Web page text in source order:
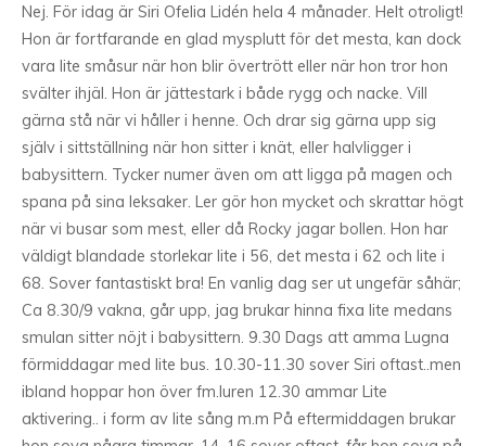
Nej. För idag är Siri Ofelia Lidén hela 4 månader. Helt otroligt!
Hon är fortfarande en glad mysplutt för det mesta, kan dock
vara lite småsur när hon blir övertrött eller när hon tror hon
svälter ihjäl. Hon är jättestark i både rygg och nacke. Vill
gärna stå när vi håller i henne. Och drar sig gärna upp sig
själv i sittställning när hon sitter i knät, eller halvligger i
babysittern. Tycker numer även om att ligga på magen och
spana på sina leksaker. Ler gör hon mycket och skrattar högt
när vi busar som mest, eller då Rocky jagar bollen. Hon har
väldigt blandade storlekar lite i 56, det mesta i 62 och lite i
68. Sover fantastiskt bra! En vanlig dag ser ut ungefär såhär;
Ca 8.30/9 vakna, går upp, jag brukar hinna fixa lite medans
smulan sitter nöjt i babysittern. 9.30 Dags att amma Lugna
förmiddagar med lite bus. 10.30-11.30 sover Siri oftast..men
ibland hoppar hon över fm.luren 12.30 ammar Lite
aktivering.. i form av lite sång m.m På eftermiddagen brukar